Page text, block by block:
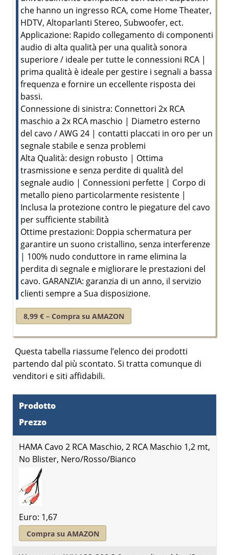
che hanno un ingresso RCA, come Home Theater,
HDTV, Altoparlanti Stereo, Subwoofer, ect.
Applicazione: Rapido collegamento di componenti
audio di alta qualità per una qualità sonora
superiore / ideale per tutte le connessioni RCA |
prima qualità è ideale per gestire i segnali a bassa
frequenza e fornire un eccellente risposta dei
bassi.
Connessione di sinistra: Connettori 2x RCA
maschio a 2x RCA maschio | Diametro esterno
del cavo / AWG 24 | contatti placcati in oro per un
segnale stabile e senza problemi
Alta Qualità: design robusto | Ottima
trasmissione e senza perdite di qualità del
segnale audio | Connessioni perfette | Corpo di
metallo pieno particolarmente resistente |
Inclusa la protezione contro le piegature del cavo
per sufficiente stabilità
Ottime prestazioni: Doppia schermatura per
garantire un suono cristallino, senza interferenze
| 100% nudo conduttore in rame elimina la
perdita di segnale e migliorare le prestazioni del
cavo. GARANZIA: garanzia di un anno, il servizio
clienti sempre a Sua disposizione.
8,99 € – Compra su AMAZON
Questa tabella riassume l’elenco dei prodotti
partendo dal più scontato. Si tratta comunque di
venditori e siti affidabili.
Prodotto
Prezzo
HAMA Cavo 2 RCA Maschio, 2 RCA Maschio 1,2 mt,
No Blister, Nero/Rosso/Bianco
Euro: 1,67
Compra su AMAZON